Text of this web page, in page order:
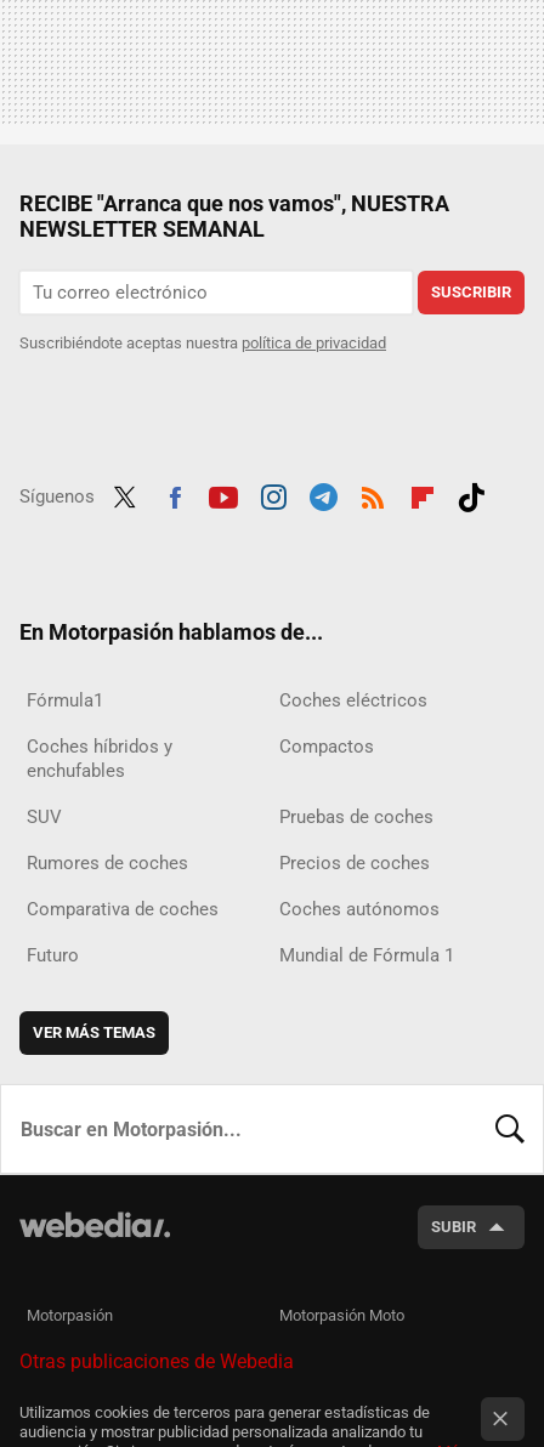
RECIBE "Arranca que nos vamos", NUESTRA
NEWSLETTER SEMANAL
SUSCRIBIR
Suscribiéndote aceptas nuestra política de privacidad
Síguenos
En Motorpasión hablamos de...
Fórmula1 Coches eléctricos
Coches híbridos y
enchufables
Compactos
SUV Pruebas de coches
Rumores de coches Precios de coches
Comparativa de coches Coches autónomos
Futuro Mundial de Fórmula 1
VER MÁS TEMAS
SUBIR
Motorpasión Motorpasión Moto
Otras publicaciones de Webedia
Utilizamos cookies de terceros para generar estadísticas de
audiencia y mostrar publicidad personalizada analizando tu